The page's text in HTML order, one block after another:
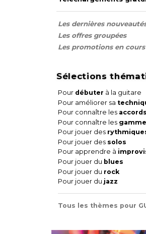
Les dernières
Les offres groupées
Les promotions en cours
Sélections
Pour débuter à la guitare
Pour améliorer sa
Pour connaître les accords
Pour connaître les
Pour jouer des
Pour jouer des solos
Pour apprendre à
Pour jouer du blues
Pour jouer du rock
Pour jouer du jazz
Tous les thèmes pour